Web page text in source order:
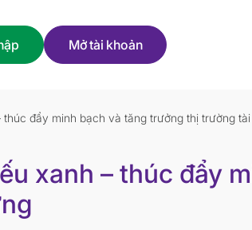
Mở tài khoản
đẩy minh bạch và tăng trưởng thị trường
xanh – thúc đẩy